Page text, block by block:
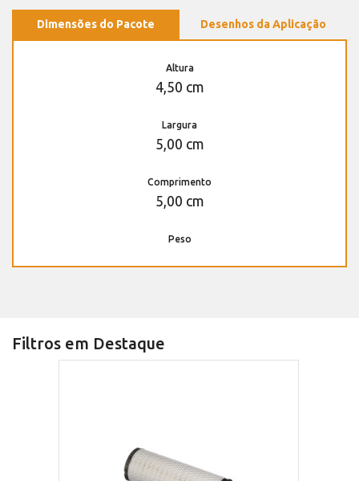
Dimensões do Pacote Desenhos da Aplicação
Altura
4,50 cm
Largura
5,00 cm
Comprimento
5,00 cm
Peso
Filtros em Destaque